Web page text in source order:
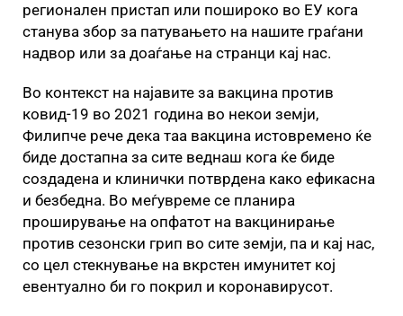
регионален пристап или пошироко во ЕУ кога
станува збор за патувањето на нашите граѓани
надвор или за доаѓање на странци кај нас.
Во контекст на најавите за вакцина против
ковид-19 во 2021 година во некои земји,
Филипче рече дека таа вакцина истовремено ќе
биде достапна за сите веднаш кога ќе биде
создадена и клинички потврдена како ефикасна
и безбедна. Во меѓувреме се планира
проширување на опфатот на вакцинирање
против сезонски грип во сите земји, па и кај нас,
со цел стекнување на вкрстен имунитет кој
евентуално би го покрил и коронавирусот.